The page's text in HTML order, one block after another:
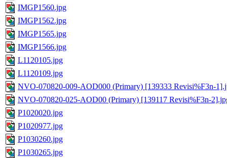
IMGP1560.jpg
IMGP1562.jpg
IMGP1565.jpg
IMGP1566.jpg
L1120105.jpg
L1120109.jpg
NVO-070820-009-AOD000 (Primary) [139333 Revisi%F3n-
NVO-070820-025-AOD00 (Primary) [139117 Revisi%F3n-
P1020020.jpg
P1020977.jpg
P1030260.jpg
P1030265.jpg